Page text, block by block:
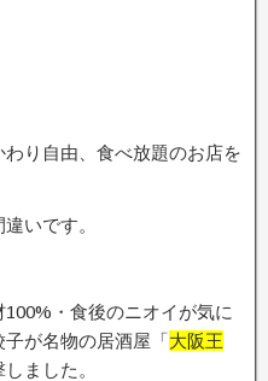
り自由、食べ放題のお店を
いです。
100%・食後のニオイが気に
が名物の居酒屋「大阪王
しました。